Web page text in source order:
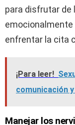
para disfrutar de
emocionalmente
enfrentar la cita
¡Para leer!
comunicación
Manejar los